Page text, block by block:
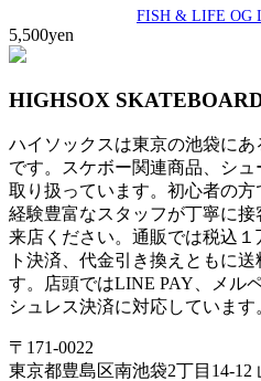
FISH & LIFE OG
5,500yen
HIGHSOX
ハイソックスは東京の池袋に
です。スケボー関連商品、シ
取り扱っています。初心者の
経験豊富なスタッフが丁寧に
来店ください。通販では税込
ト決済、代金引き換えともに
す。店頭ではLINE PAY、メル
シュレス決済に対応しています
〒171-0022
東京都豊島区南池袋2丁目14-12